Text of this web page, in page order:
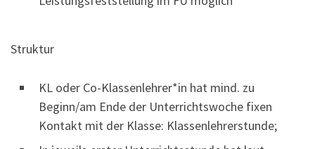
Struktur
KL oder Co-Klassenlehrer*in hat mind. zu
Beginn/am Ende der Unterrichtswoche fixen
Kontakt mit der Klasse: Klassenlehrerstunde;